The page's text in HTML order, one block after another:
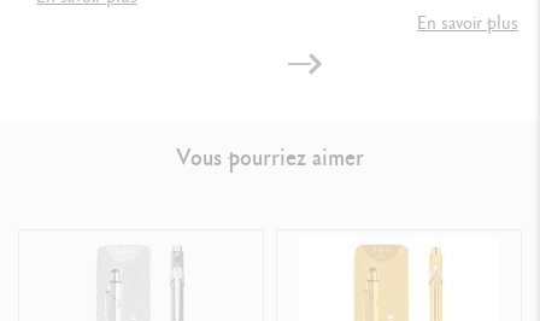
RÉFÉRENCE DU PRODUIT
En savoir plus
Vous pourriez aimer